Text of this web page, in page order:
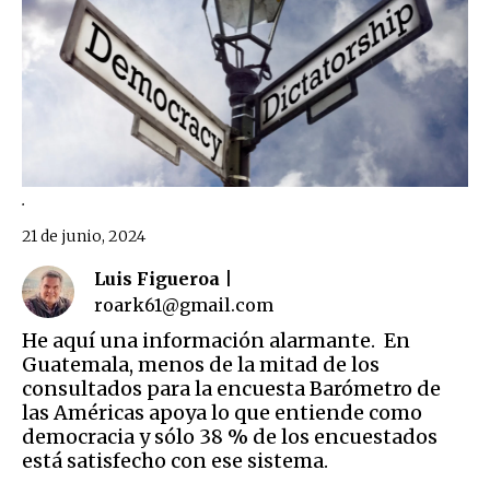
.
Luis Figueroa |
roark61@gmail.com
21 de junio, 2024
He aquí una información alarmante. En
Guatemala, menos de la mitad de los
consultados para la encuesta Barómetro de
las Américas apoya lo que entiende como
democracia y sólo 38 % de los encuestados
está satisfecho con ese sistema.